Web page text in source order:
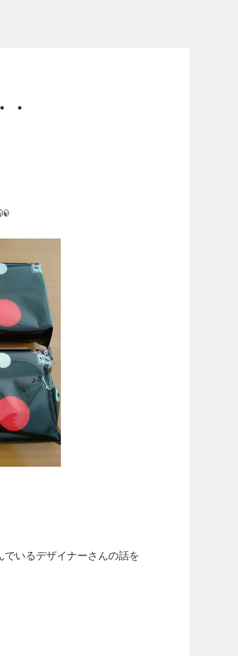
いるデザイナーさんの話を